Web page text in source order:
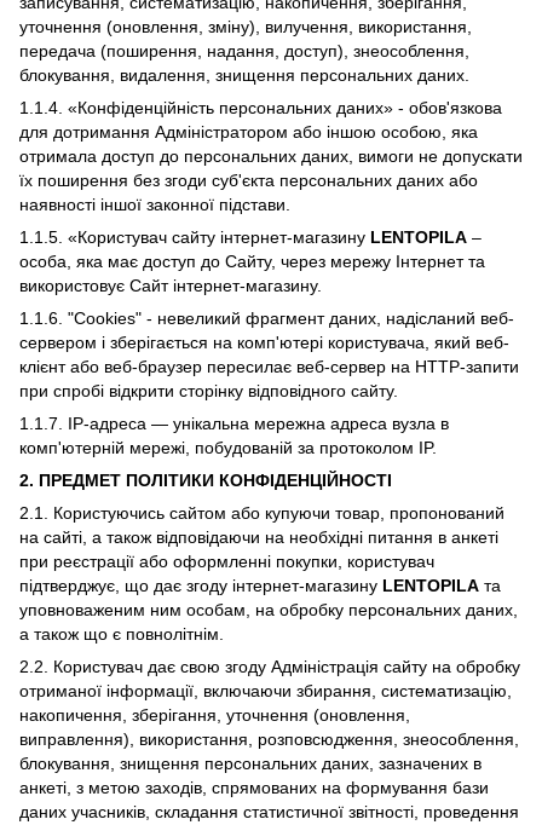
уточнення (оновлення, зміну), вилучення, використання,
передача (поширення, надання, доступ), знеособлення,
блокування, видалення, знищення персональних даних.
1.1.4. «Конфіденційність персональних даних» - обов'язкова
для дотримання Адміністратором або іншою особою, яка
отримала доступ до персональних даних, вимоги не допускати
їх поширення без згоди суб'єкта персональних даних або
наявності іншої законної підстави.
1.1.5. «Користувач сайту інтернет-магазину LENTOPILA –
особа, яка має доступ до Сайту, через мережу Інтернет та
використовує Сайт інтернет-магазину.
1.1.6. "Cookies" - невеликий фрагмент даних, надісланий веб-
сервером і зберігається на комп'ютері користувача, який веб-
клієнт або веб-браузер пересилає веб-сервер на HTTP-запити
при спробі відкрити сторінку відповідного сайту.
1.1.7. IP-адреса — унікальна мережна адреса вузла в
комп'ютерній мережі, побудованій за протоколом IP.
2. ПРЕДМЕТ ПОЛІТИКИ КОНФІДЕНЦІЙНОСТІ
2.1. Користуючись сайтом або купуючи товар, пропонований
на сайті, а також відповідаючи на необхідні питання в анкеті
при реєстрації або оформленні покупки, користувач
підтверджує, що дає згоду інтернет-магазину LENTOPILA та
уповноваженим ним особам, на обробку персональних даних,
а також що є повнолітнім.
2.2. Користувач дає свою згоду Адміністрація сайту на обробку
отриманої інформації, включаючи збирання, систематизацію,
накопичення, зберігання, уточнення (оновлення,
виправлення), використання, розповсюдження, знеособлення,
блокування, знищення персональних даних, зазначених в
анкеті, з метою заходів, спрямованих на формування бази
даних учасників, складання статистичної звітності, проведення